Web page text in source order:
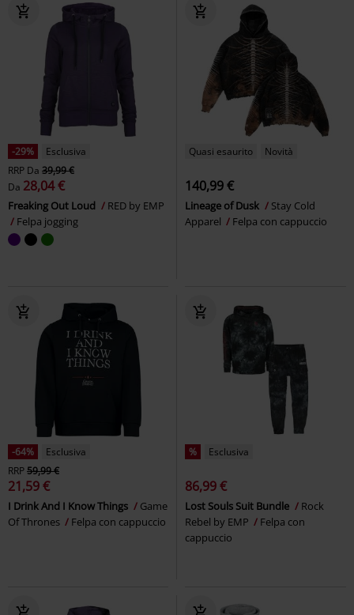
-29%
Esclusiva
RRP Da 39,99 €
Da 28,04 €
Freaking Out Loud
RED by EMP
Felpa jogging
Quasi esaurito Novità
140,99 €
Lineage of Dusk
Stay Cold
Apparel
Felpa con cappuccio
-64%
Esclusiva
RRP59,99 €
21,59 €
I Drink And I Know Things
Game
Of Thrones
Felpa con cappuccio
% Esclusiva
86,99 €
Lost Souls Suit Bundle
Rock
Rebel by EMP
Felpa con
cappuccio